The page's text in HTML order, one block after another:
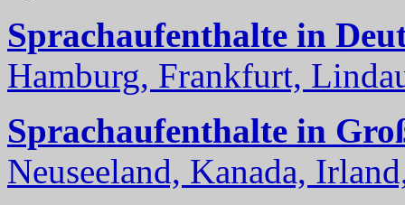
Sprachaufenthalte in
Hamburg, Frankfurt,
Sprachaufenthalte in
Neuseeland, Kanada,